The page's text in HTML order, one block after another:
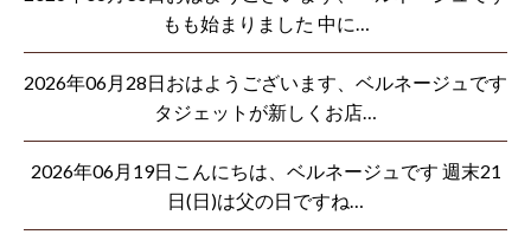
もも始まりました 中に…
2026年06月28日おはようございます、ベルネージュです
タジェットが新しくお店…
2026年06月19日こんにちは、ベルネージュです 週末21
日(日)は父の日ですね…